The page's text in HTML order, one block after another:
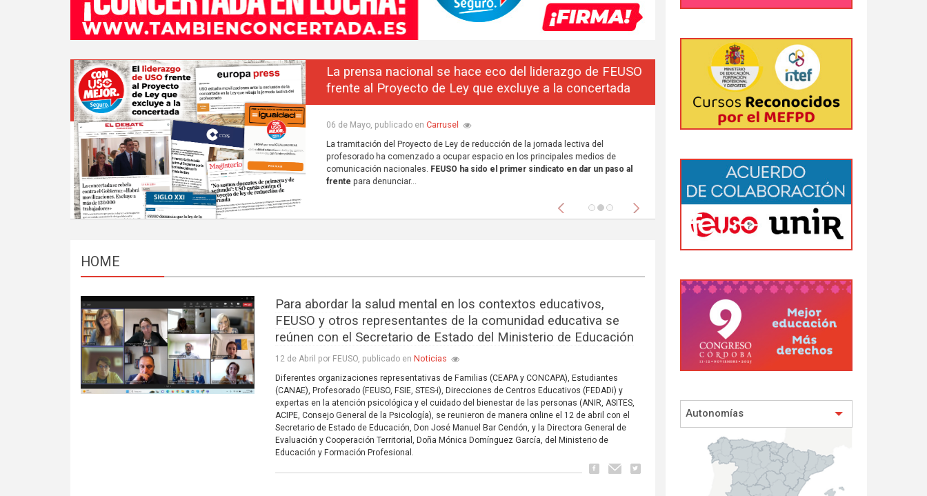
La prensa nacional se hace eco del liderazgo de FEUSO
frente al Proyecto de Ley que excluye a la concertada
06 de Mayo, publicado enCarrusel
La tramitación del Proyecto de Ley de reducción de la jornada lectiva del
profesorado ha comenzado a ocupar espacio en los principales medios de
comunicación nacionales.FEUSO ha sido el primer sindicato en dar un paso al
frentepara denunciar...
Anterior Siguiente
HOME
Para abordar la salud mental en los contextos educativos,
FEUSO y otros representantes de la comunidad educativa se
reúnen con el Secretario de Estado del Ministerio de Educación
12 de Abril por FEUSO, publicado en Noticias
Diferentes organizaciones representativas de Familias (CEAPA y CONCAPA), Estudiantes
(CANAE), Profesorado (FEUSO, FSIE, STES-i), Direcciones de Centros Educativos (FEDADi) y
expertas en la atención psicológica y el cuidado del bienestar de las personas (ANIR, ASITES,
ACIPE, Consejo General de la Psicología), se reunieron de manera online el 12 de abril con el
Secretario de Estado de Educación, Don José Manuel Bar Cendón, y la Directora General de
Evaluación y Cooperación Territorial, Doña Mónica Domínguez García, del Ministerio de
Educación y Formación Profesional.
Autonomías